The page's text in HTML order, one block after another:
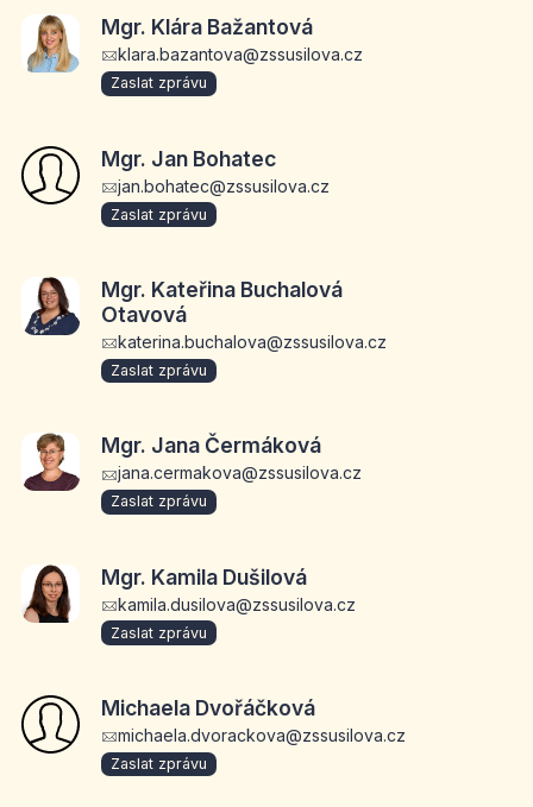
Mgr. Klára Bažantová
klara.bazantova@zssusilova.cz
Zaslat zprávu
Mgr. Jan Bohatec
jan.bohatec@zssusilova.cz
Zaslat zprávu
Mgr. Kateřina Buchalová
Otavová
katerina.buchalova@zssusilova.cz
Zaslat zprávu
Mgr. Jana Čermáková
jana.cermakova@zssusilova.cz
Zaslat zprávu
Mgr. Kamila Dušilová
kamila.dusilova@zssusilova.cz
Zaslat zprávu
Michaela Dvořáčková
michaela.dvorackova@zssusilova.cz
Zaslat zprávu